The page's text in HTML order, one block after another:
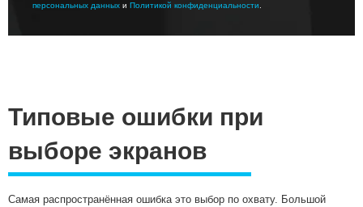
персональных данных и Политикой конфиденциальности
Типовые ошибки при
выборе экранов
Самая распространённая ошибка это выбор по охвату. Большой